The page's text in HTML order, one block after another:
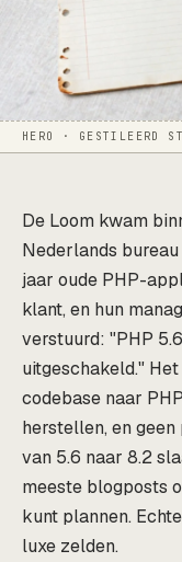
HERO · GESTILEERD
De Loom kwam
Nederlands
jaar oude PHP-
klant, en hun
verstuurd: "PHP
uitgeschakeld."
codebase naar
herstellen, en
van 5.6 naar 8.2
meeste blogposts
kunt plannen.
luxe zelden.